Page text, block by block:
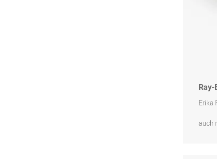
Ray-
Erika
auch